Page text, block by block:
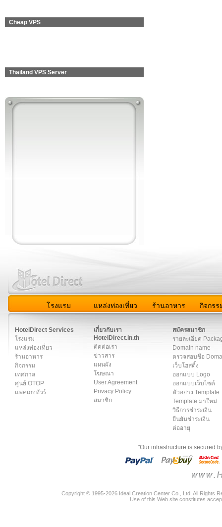
Cheap VPS
Thailand VPS Server
โรงแรม แหล่งท่องเที่ยว ร้านอาหาร กิจกรร
HotelDirect Services
โรงแรม
แหล่งท่องเที่ยว
ร้านอาหาร
กิจกรรม
เทศกาล
ศูนย์ OTOP
แพคเกจทัวร์
เกี่ยวกับเรา
HotelDirect.in.th
ติดต่อเรา
ข่าวสาร
แผนผัง
โฆษณา
User Agreement
Privacy Policy
สมาชิก
สมัครสมาชิก
รายละเอียด
Domain name
ตรวจสอบชื่อ
เว็บโฮสติ้ง
ออกแบบ Logo
ออกแบบเว็บไซต์
ตัวอย่าง Template
Template มาใหม่
วิธีการชำระเงิน
ยืนยันชำระเงิน
ต่ออายุ
"Our infrastructure is secured
Copyright © 1995-2026 Ideal Creation Center Co., Ltd. All Rights
Use of this Web site constitutes